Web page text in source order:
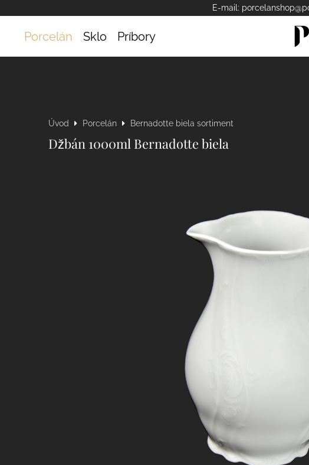
E-mail:
Porcelán Sklo Príbory
Úvod Porcelán Bernadotte biela sortiment
Džbán 1000ml Bernadotte biela